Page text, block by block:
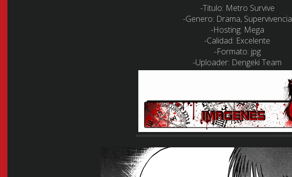
-Titulo: Metro Survive
-Genero: Drama, Supervivencia
-Hosting: Mega
-Calidad: Excelente
-Formato: jpg
-Uploader: Dengeki Team